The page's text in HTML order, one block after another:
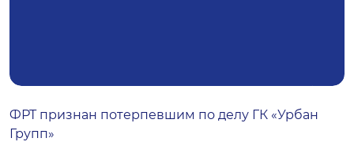
ФРТ признан потерпевшим по делу ГК «Урбан
Групп»